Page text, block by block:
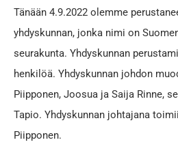
Tänään 4.9.2022 olemme
yhdyskunnan, jonka nimi on
seurakunta. Yhdyskunnan
henkilöä. Yhdyskunnan johdon
Piipponen, Joosua ja Saija Rinne,
Tapio. Yhdyskunnan johtajana
Piipponen.